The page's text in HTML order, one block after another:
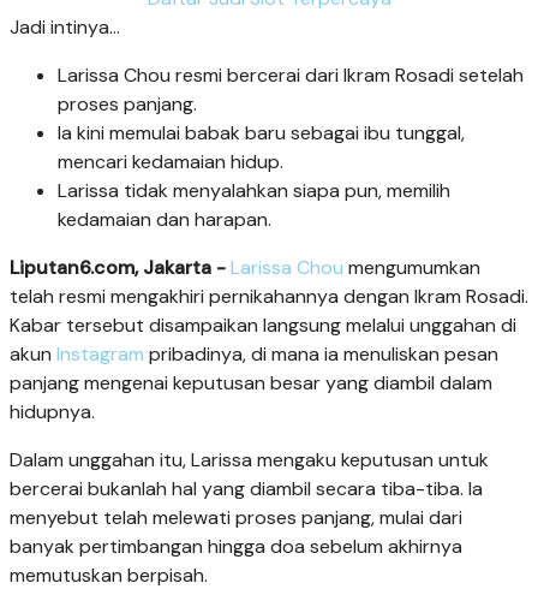
Jadi intinya...
Larissa Chou resmi bercerai dari Ikram Rosadi setelah
proses panjang.
Ia kini memulai babak baru sebagai ibu tunggal,
mencari kedamaian hidup.
Larissa tidak menyalahkan siapa pun, memilih
kedamaian dan harapan.
Liputan6.com, Jakarta -Larissa Chou mengumumkan
telah resmi mengakhiri pernikahannya dengan Ikram Rosadi.
Kabar tersebut disampaikan langsung melalui unggahan di
akun Instagram pribadinya, di mana ia menuliskan pesan
panjang mengenai keputusan besar yang diambil dalam
hidupnya.
Dalam unggahan itu, Larissa mengaku keputusan untuk
bercerai bukanlah hal yang diambil secara tiba-tiba. Ia
menyebut telah melewati proses panjang, mulai dari
banyak pertimbangan hingga doa sebelum akhirnya
memutuskan berpisah.